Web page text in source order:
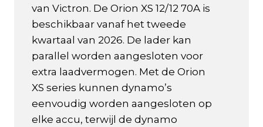
van Victron. De Orion XS 12/12 70A is
beschikbaar vanaf het tweede
kwartaal van 2026. De lader kan
parallel worden aangesloten voor
extra laadvermogen. Met de Orion
XS series kunnen dynamo’s
eenvoudig worden aangesloten op
elke accu, terwijl de dynamo